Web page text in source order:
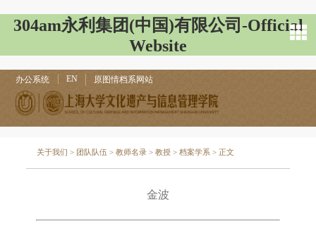
304am永利集团(中国)有限公司-Official
Website
办公系统 EN 原图情档系网站
关于我们 > 团队队伍 >教师名录 >教授 >档案学系 > 正文
金波